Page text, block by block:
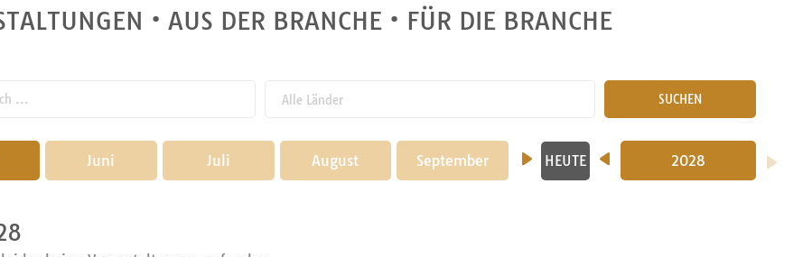
• AUS DER BRANCHE • FÜR DIE BRANCHE
...
SUCHEN
Juni Juli August September Oktober November
HEUTE
2026 2027 2028